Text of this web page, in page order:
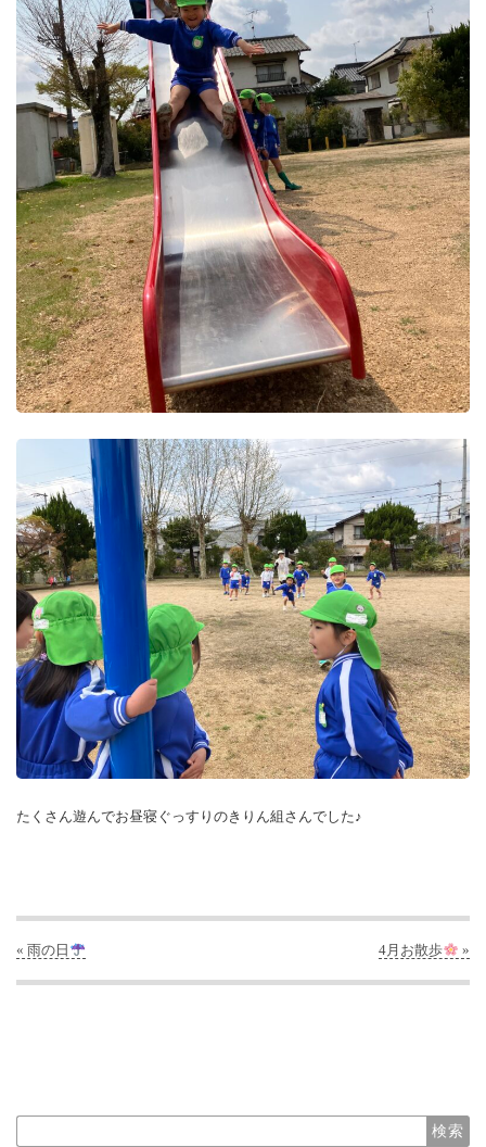
たくさん遊んでお昼寝ぐっすりのきりん組さんでした♪
« 雨の日 4月お散歩 »